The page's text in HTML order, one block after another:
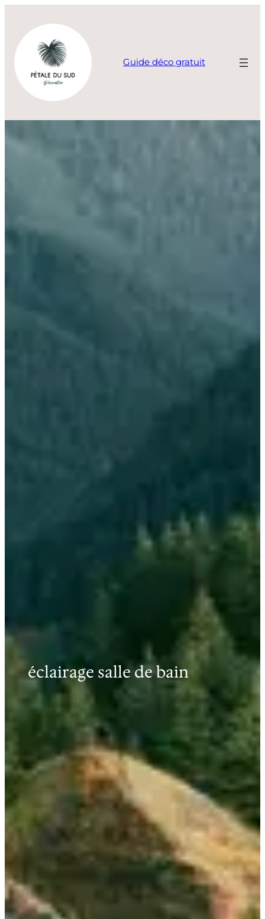
contenu
Guide déco gratuit
éclairage salle de bain